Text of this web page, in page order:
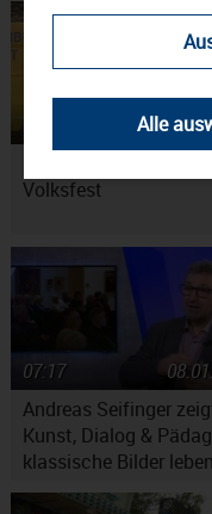
Volksfest
Andreas Seifinger
Kunst, Dialog &
klassische Bilder
machen
07:17
Alle